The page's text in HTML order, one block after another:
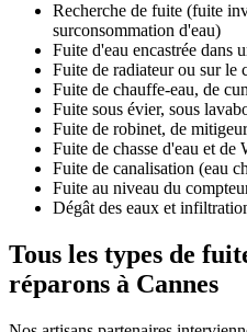
Recherche de fuite (fuite
surconsommation d'eau)
Fuite d'eau encastrée dans
Fuite de radiateur ou sur le
Fuite de chauffe-eau, de
Fuite sous évier, sous
Fuite de robinet, de
Fuite de chasse d'eau et de
Fuite de canalisation (eau
Fuite au niveau du
Dégât des eaux et
Tous les types de
réparons à Cannes